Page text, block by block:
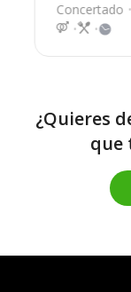
Concertado
¿Quieres
que